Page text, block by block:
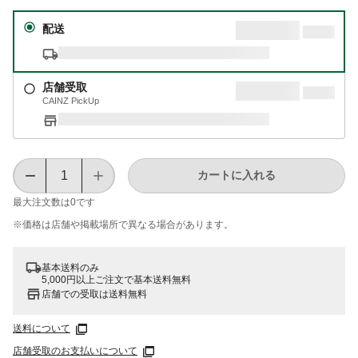
配送
店舗受取
CAINZ PickUp
最大注文数は0です
カートに入れる
※価格は​店舗や​掲載場所で​異なる​場合が​あります。
基本送料のみ
5,000円以上ご注文で基本送料無料
店舗での受取は送料無料
送料について
店舗受取のお支払いについて